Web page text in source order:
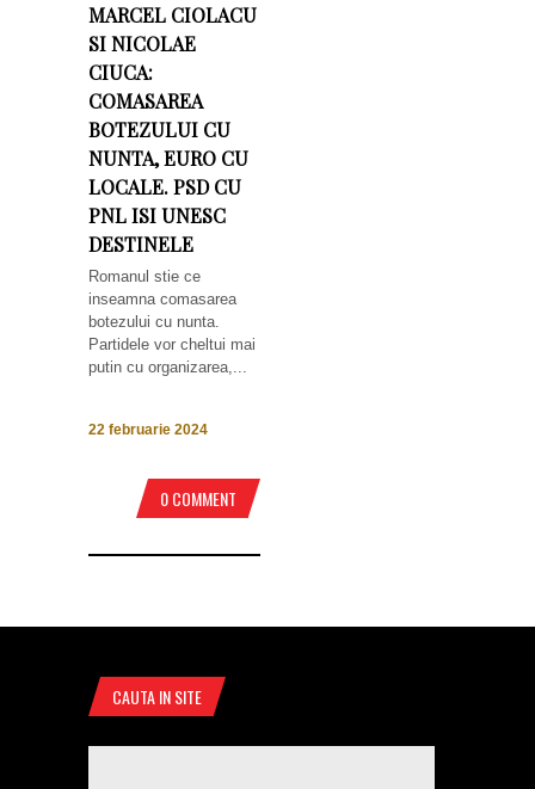
MARCEL CIOLACU
SI NICOLAE
CIUCA:
COMASAREA
BOTEZULUI CU
NUNTA, EURO CU
LOCALE. PSD CU
PNL ISI UNESC
DESTINELE
Romanul stie ce
inseamna comasarea
botezului cu nunta.
Partidele vor cheltui mai
putin cu organizarea,...
22 februarie 2024
0 COMMENT
CAUTA IN SITE